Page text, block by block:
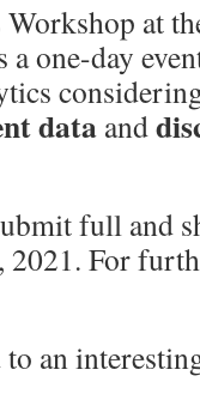
at
a one-day
data and
full and
For
an